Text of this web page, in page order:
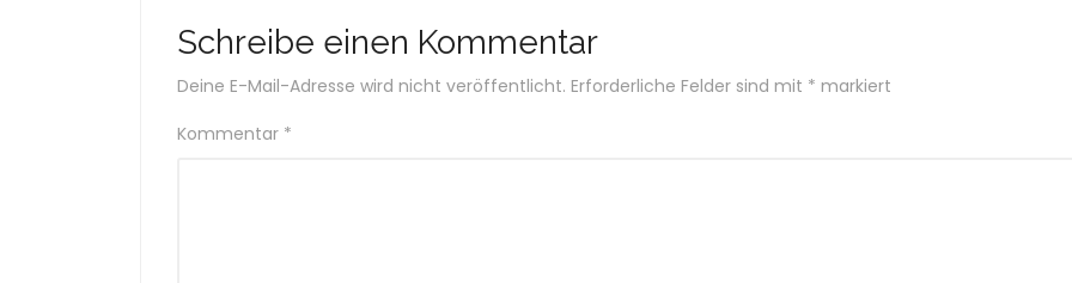
Schreibe einen Kommentar
Deine E-Mail-Adresse wird nicht veröffentlicht. Erforderliche Felder sind mit * markiert
Kommentar *